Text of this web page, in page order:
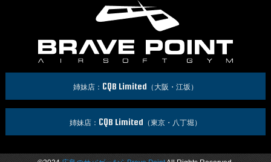
姉妹店： CQB Limited （大阪・江坂）
姉妹店： CQB Limited （東京・八丁堀）